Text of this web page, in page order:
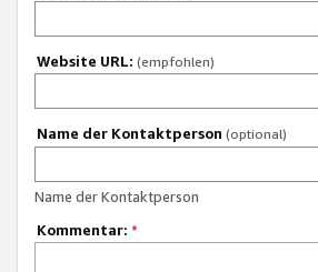
Website URL: (empfohlen)
Name der Kontaktperson (optional)
Name der Kontaktperson
Kommentar: *